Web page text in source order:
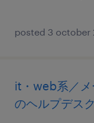
posted 3 october
it・web系／メ
のヘルプデス